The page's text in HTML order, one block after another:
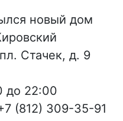
новый дом
Стачек, д. 9
до 22:00
(812) 309-35-91